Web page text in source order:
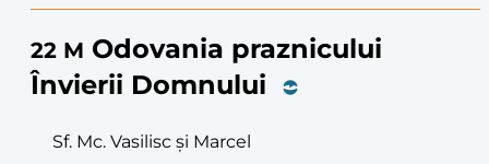
22 M Odovania praznicului
Învierii Domnului
Sf. Mc. Vasilisc și Marcel